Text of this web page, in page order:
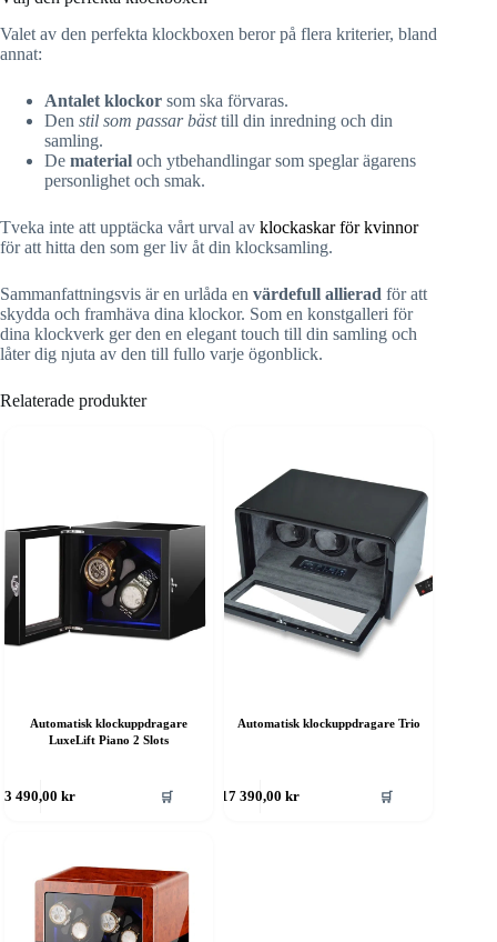
Valet av den perfekta klockboxen beror på flera kriterier, bland
annat:
Antalet klockor som ska förvaras.
Den stil som passar bästtill din inredning och din
samling.
De material och ytbehandlingar som speglar ägarens
personlighet och smak.
Tveka inte att upptäcka vårt urval av klockaskar för kvinnor
för att hitta den som ger liv åt din klocksamling.
Sammanfattningsvis är en urlåda en värdefull allierad för att
skydda och framhäva dina klockor. Som en konstgalleri för
dina klockverk ger den en elegant touch till din samling och
låter dig njuta av den till fullo varje ögonblick.
Relaterade produkter
Automatisk klockuppdragare
LuxeLift Piano 2 Slots
3 490,00kr 🛒
Automatisk klockuppdragare Trio
17 390,00 kr 🛒